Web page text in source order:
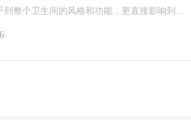
到整个卫生间的风格和功能，更直接影响到使